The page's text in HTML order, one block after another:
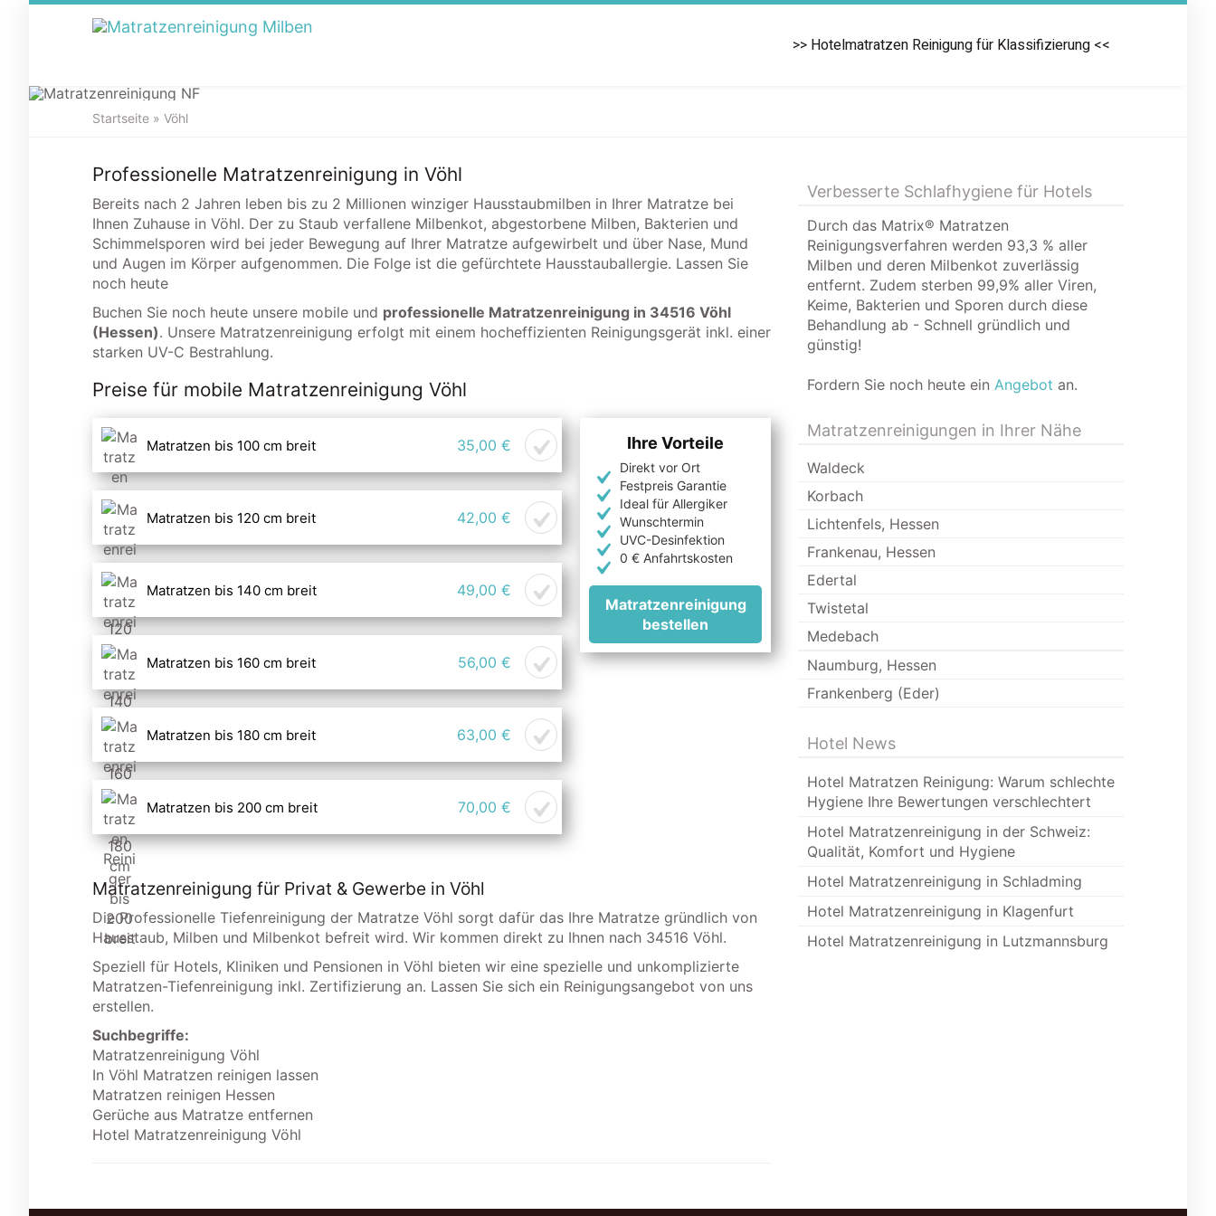
>> Hotelmatratzen Reinigung für Klassifizierung <<
Matratzenreinigung in
Startseite » Vöhl
Professionelle Matratzenreinigung in Vöhl
Bereits nach 2 Jahren leben bis zu 2 Millionen winziger Hausstaubmilben in Ihrer Matratze bei
Ihnen Zuhause in Vöhl. Der zu Staub verfallene Milbenkot, abgestorbene Milben, Bakterien und
Schimmelsporen wird bei jeder Bewegung auf Ihrer Matratze aufgewirbelt und über Nase, Mund
und Augen im Körper aufgenommen. Die Folge ist die gefürchtete Hausstauballergie. Lassen Sie
noch heute
Buchen Sie noch heute unsere mobile und professionelle Matratzenreinigung in 34516 Vöhl
(Hessen). Unsere Matratzenreinigung erfolgt mit einem hocheffizienten Reinigungsgerät inkl. einer
starken UV-C Bestrahlung.
Preise für mobile Matratzenreinigung Vöhl
Matratzen bis 100 cm breit 35,00 €
Matratzen bis 120 cm breit 42,00 €
Matratzen bis 140 cm breit 49,00 €
Matratzen bis 160 cm breit 56,00 €
Matratzen bis 180 cm breit 63,00 €
Matratzen bis 200 cm breit 70,00 €
Ihre Vorteile
Direkt vor Ort
Festpreis Garantie
Ideal für Allergiker
Wunschtermin
UVC-Desinfektion
0 € Anfahrtskosten
Matratzenreinigung
bestellen
Matratzenreinigung für Privat & Gewerbe in Vöhl
Die Professionelle Tiefenreinigung der Matratze Vöhl sorgt dafür das Ihre Matratze gründlich von
Hausstaub, Milben und Milbenkot befreit wird. Wir kommen direkt zu Ihnen nach 34516 Vöhl.
Speziell für Hotels, Kliniken und Pensionen in Vöhl bieten wir eine spezielle und unkomplizierte
Matratzen-Tiefenreinigung inkl. Zertifizierung an. Lassen Sie sich ein Reinigungsangebot von uns
erstellen.
Suchbegriffe:
Matratzenreinigung Vöhl
In Vöhl Matratzen reinigen lassen
Matratzen reinigen Hessen
Gerüche aus Matratze entfernen
Hotel Matratzenreinigung Vöhl
Verbesserte Schlafhygiene für Hotels
Durch das Matrix® Matratzen
Reinigungsverfahren werden 93,3 % aller
Milben und deren Milbenkot zuverlässig
entfernt. Zudem sterben 99,9% aller Viren,
Keime, Bakterien und Sporen durch diese
Behandlung ab - Schnell gründlich und
günstig!
Fordern Sie noch heute ein Angebot an.
Matratzenreinigungen in Ihrer Nähe
Waldeck
Korbach
Lichtenfels, Hessen
Frankenau, Hessen
Edertal
Twistetal
Medebach
Naumburg, Hessen
Frankenberg (Eder)
Hotel News
Hotel Matratzen Reinigung: Warum schlechte
Hygiene Ihre Bewertungen verschlechtert
Hotel Matratzenreinigung in der Schweiz:
Qualität, Komfort und Hygiene
Hotel Matratzenreinigung in Schladming
Hotel Matratzenreinigung in Klagenfurt
Hotel Matratzenreinigung in Lutzmannsburg